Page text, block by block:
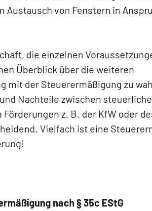
Austausch von Fenstern in
die einzelnen
Überblick über die weiteren
mit der Steuerermäßigung zu
Nachteile zwischen
z. B. der KfW oder
Vielfach ist eine
nach § 35c EStG